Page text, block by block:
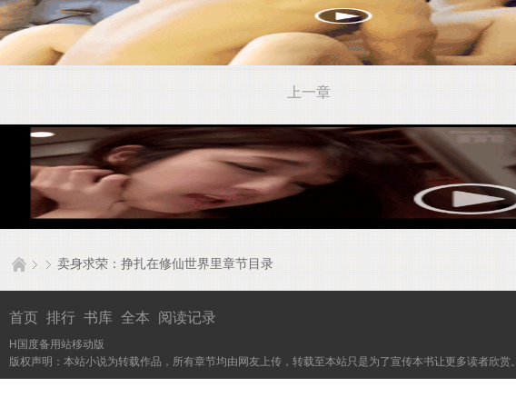
上一章
卖身求荣：挣扎在修仙世界里章节目录
首页 排行 书库 全本 阅读记录
H国度备用站移动版
版权声明：本站小说为转载作品，所有章节均由网友上传，转载至本站只是为了宣传本书让更多读者欣赏。